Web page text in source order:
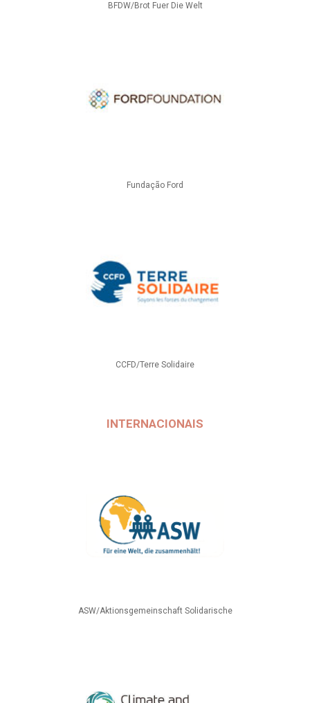
BFDW/Brot Fuer Die Welt
Fundação Ford
CCFD/Terre Solidaire
INTERNACIONAIS
ASW/Aktionsgemeinschaft Solidarische